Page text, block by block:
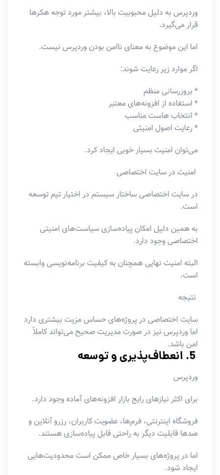
وردپرس به دلیل محبوبیت بالا، بیشتر مورد توجه هکرها
قرار می‌گیرد.
اما این موضوع به معنای ناامن بودن وردپرس نیست.
اگر موارد زیر رعایت شوند:
* بروزرسانی منظم
* استفاده از افزونه‌های معتبر
* انتخاب هاست مناسب
* رعایت اصول امنیتی
می‌توان امنیت بسیار خوبی ایجاد کرد.
امنیت در سایت اختصاصی
در سایت اختصاصی ساختار سیستم در اختیار تیم توسعه
است.
به همین دلیل امکان پیاده‌سازی سیاست‌های امنیتی
اختصاصی وجود دارد.
البته امنیت نهایی همچنان به کیفیت برنامه‌نویسی وابسته
است.
نتیجه
سایت اختصاصی در پروژه‌های حساس مزیت بیشتری دارد
اما وردپرس نیز در صورت مدیریت صحیح می‌تواند کاملاً
امن باشد.
وردپرس
برای اکثر نیازهای رایج بازار افزونه‌های آماده وجود دارد.
فروشگاه اینترنتی، فرم‌ها، عضویت کاربران، رزرو آنلاین و
صدها قابلیت دیگر به راحتی قابل پیاده‌سازی هستند.
اما در پروژه‌های بسیار خاص ممکن است محدودیت‌هایی
ایجاد شود.